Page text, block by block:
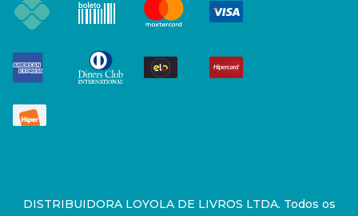
DISTRIBUIDORA LOYOLA DE LIVROS LTDA. Todos os